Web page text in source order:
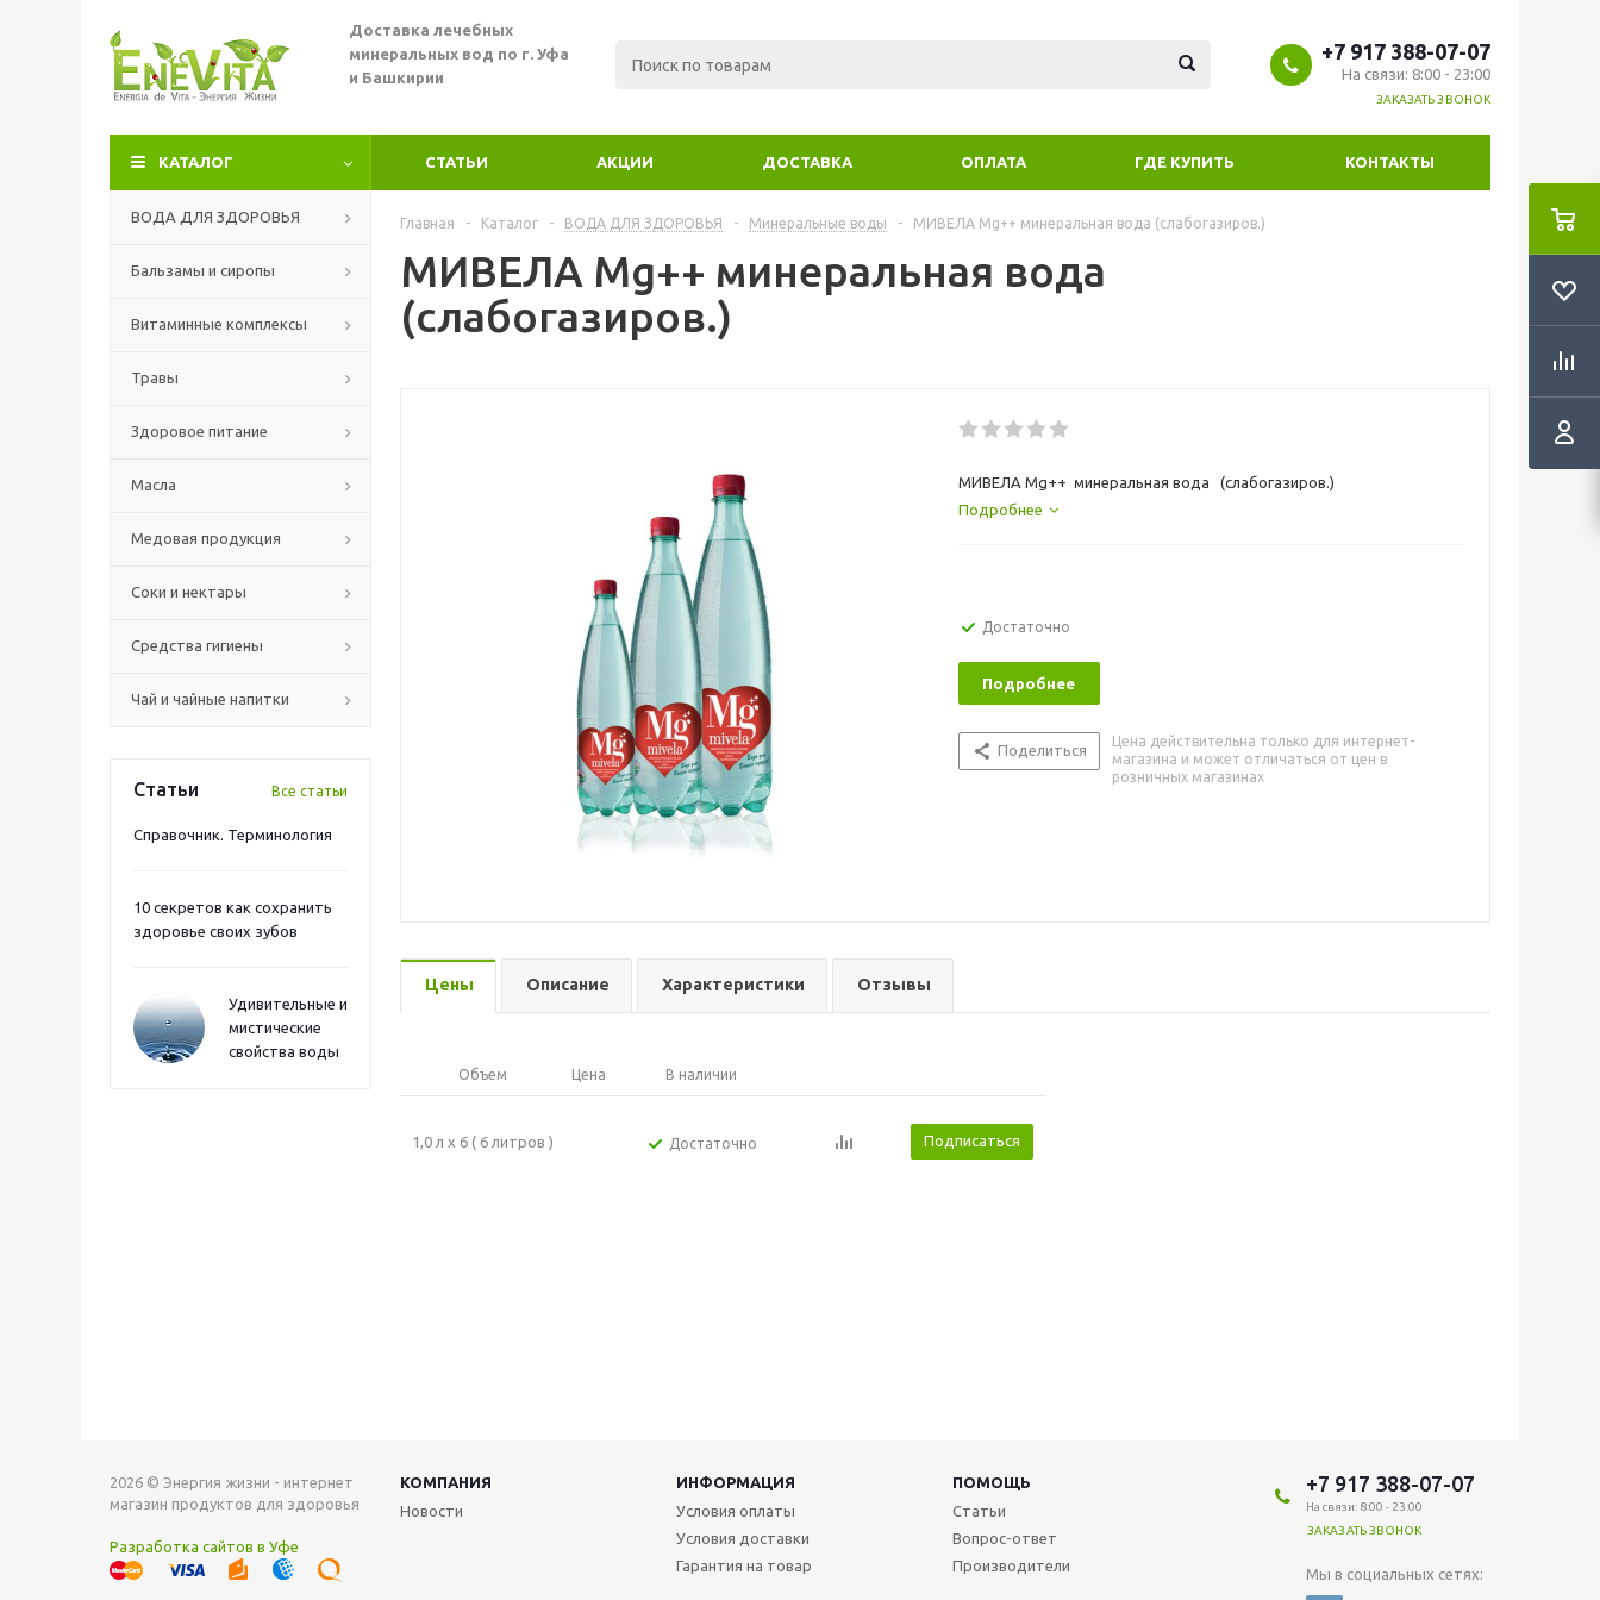
Доставка лечебных
минеральных вод по г. Уфа
и Башкирии
+7 917 388-07-07
На связи: 8:00 - 23:00
ЗАКАЗАТЬ ЗВОНОК
КАТАЛОГ СТАТЬИ АКЦИИ ДОСТАВКА ОПЛАТА ГДЕ КУПИТЬ КОНТАКТЫ
ВОДА ДЛЯ ЗДОРОВЬЯ
Бальзамы и сиропы
Витаминные комплексы
Травы
Здоровое питание
Масла
Медовая продукция
Соки и нектары
Средства гигиены
Чай и чайные напитки
Статьи Все статьи
Справочник. Терминология
10 секретов как сохранить
здоровье своих зубов
Удивительные и
мистические
свойства воды
Главная - Каталог - ВОДА ДЛЯ ЗДОРОВЬЯ - Минеральные воды - МИВЕЛА Mg++ минеральная вода (слабогазиров.)
МИВЕЛА Mg++ минеральная вода
(слабогазиров.)
МИВЕЛА Mg++ минеральная вода (слабогазиров.)
Подробнее
Достаточно
Подробнее
Поделиться
Цена действительна только для интернет-
магазина и может отличаться от цен в
розничных магазинах
Цены Описание Характеристики Отзывы
Объем Цена В наличии
1,0 л x 6 ( 6 литров ) Достаточно Подписаться
2026 © Энергия жизни - интернет
магазин продуктов для здоровья
Разработка сайтов в Уфе
КОМПАНИЯ ИНФОРМАЦИЯ
ПОМОЩЬ
Новости
Условия оплаты
Условия доставки
Гарантия на товар
Статьи
Вопрос-ответ
Производители
+7 917 388-07-07
На связи: 8:00 - 23:00
ЗАКАЗАТЬ ЗВОНОК
Мы в социальных сетях: